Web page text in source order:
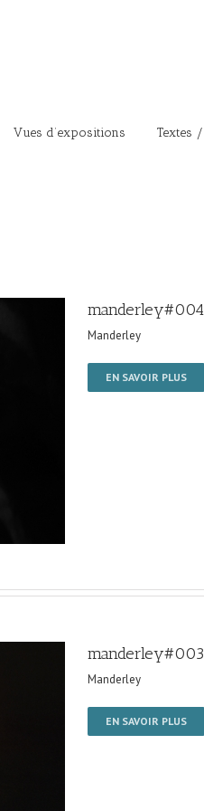
Vues d’expositions Textes
manderley#004
Manderley
EN SAVOIR PLUS
manderley#003
Manderley
EN SAVOIR PLUS